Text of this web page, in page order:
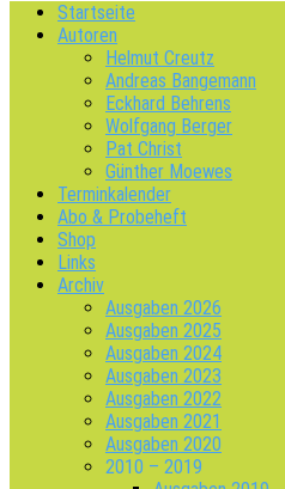
Startseite
Autoren
Helmut Creutz
Andreas Bangemann
Eckhard Behrens
Wolfgang Berger
Pat Christ
Günther Moewes
Terminkalender
Abo & Probeheft
Shop
Links
Archiv
Ausgaben 2026
Ausgaben 2025
Ausgaben 2024
Ausgaben 2023
Ausgaben 2022
Ausgaben 2021
Ausgaben 2020
2010 – 2019